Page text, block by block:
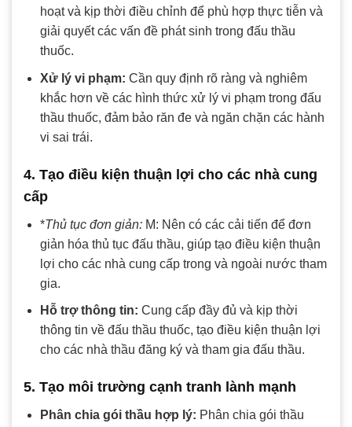
hoạt và kịp thời điều chỉnh để phù hợp thực tiễn và
giải quyết các vấn đề phát sinh trong đấu thầu
thuốc.
Xử lý vi phạm: Cần quy định rõ ràng và nghiêm
khắc hơn về các hình thức xử lý vi phạm trong đấu
thầu thuốc, đảm bảo răn đe và ngăn chặn các hành
vi sai trái.
4. Tạo điều kiện thuận lợi cho các nhà cung
cấp
*Thủ tục đơn giản:M: Nên có các cải tiến để đơn
giản hóa thủ tục đấu thầu, giúp tạo điều kiện thuận
lợi cho các nhà cung cấp trong và ngoài nước tham
gia.
Hỗ trợ thông tin: Cung cấp đầy đủ và kịp thời
thông tin về đấu thầu thuốc, tạo điều kiện thuận lợi
cho các nhà thầu đăng ký và tham gia đấu thầu.
5. Tạo môi trường cạnh tranh lành mạnh
Phân chia gói thầu hợp lý: Phân chia gói thầu